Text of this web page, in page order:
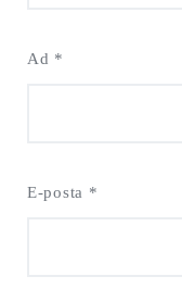
Ad *
E-posta *